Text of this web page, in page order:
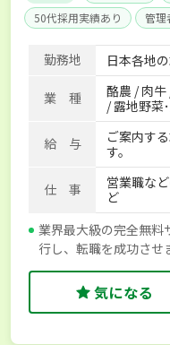
50代採用実績あり 管理
家賃補助制度あり
食事
賞与実績あり
年間休日
独立支援可能
社会保険
寮･社宅相談可
勤務地 日本各地
業 種
酪農 / 肉
/ 露地野菜
給 与
ご案内す
す。
仕 事
営業職な
ど
業界最大級の完全無料
行し、転職を成功させ
気になる